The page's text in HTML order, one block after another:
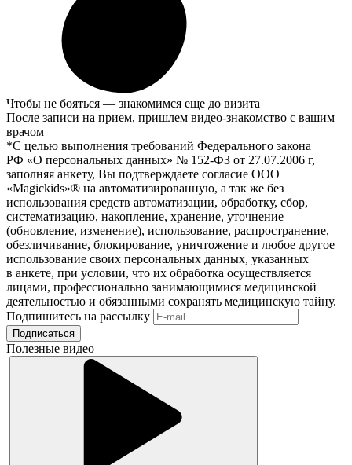
Чтобы не бояться — знакомимся еще до визита
После записи на прием, пришлем видео-знакомство с вашим
врачом
*С целью выполнения требований Федерального закона
РФ «О персональных данных» № 152-ФЗ от 27.07.2006 г,
заполняя анкету, Вы подтверждаете согласие ООО
«Magickids»® на автоматизированную, а так же без
использования средств автоматизации, обработку, сбор,
систематизацию, накопление, хранение, уточнение
(обновление, изменение), использование, распространение,
обезличивание, блокирование, уничтожение и любое другое
использование своих персональных данных, указанных
в анкете, при условии, что их обработка осуществляется
лицами, профессионально занимающимися медицинской
деятельностью и обязанными сохранять медицинскую тайну.
Подпишитесь на рассылку
Подписаться
Полезные видео